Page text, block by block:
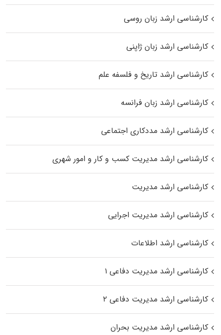
کارشناسی ارشد زبان روسی
کارشناسی ارشد زبان ژاپنی
کارشناسی ارشد تاریخ و فلسفه علم
کارشناسی ارشد زبان فرانسه
کارشناسی ارشد مددکاری اجتماعی
کارشناسی ارشد مدیریت کسب و کار و امور شهری
کارشناسی ارشد مدیریت
کارشناسی ارشد مدیریت اجرایی
کارشناسی ارشد اطلاعات
کارشناسی ارشد مدیریت دفاعی ۱
کارشناسی ارشد مدیریت دفاعی ۲
کارشناسی ارشد مدیریت بحران